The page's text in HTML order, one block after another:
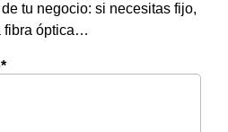
tu negocio: si necesitas fijo,
fibra óptica…